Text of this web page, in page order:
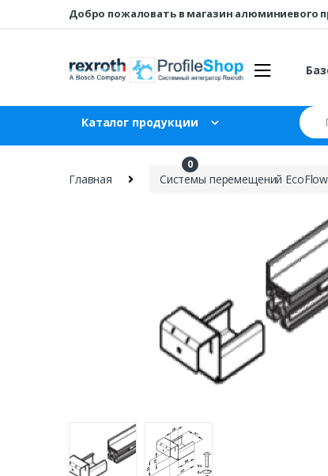
к
к
Добро пожаловать в магазин алюминиевого
Каталог продукции
0
Главная Системы перемещений EcoFlow